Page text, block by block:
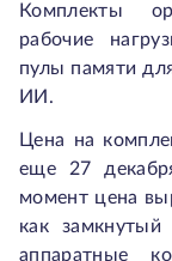
Комплекты
рабочие
пулы памяти
ИИ.
Цена на
еще 27
момент цена
как
аппаратные